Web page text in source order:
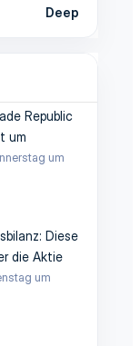
Deep
Republic
um
um
Diese
die Aktie
um